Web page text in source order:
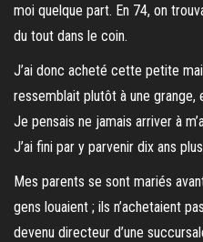
moi quelque part. En 74, on
du tout dans le coin.
J’ai donc acheté cette petite
ressemblait plutôt à une grange,
Je pensais ne jamais arriver à
J’ai fini par y parvenir dix ans
Mes parents se sont mariés
gens louaient ; ils n’achetaient
devenu directeur d’une